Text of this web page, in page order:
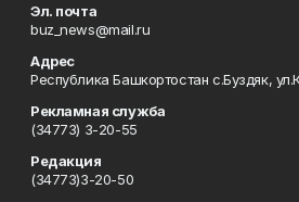
Эл. почта
buz_news@mail.ru
Адрес
Республика Башкортостан с.Буздяк,
Рекламная служба
(34773) 3-20-55
Редакция
(34773)3-20-50